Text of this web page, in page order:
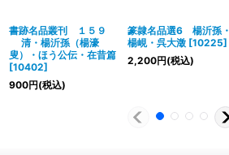
書跡名品叢刊 １５９
清・楊沂孫（楊濠
叟）・ほう公伝・在昔篇
[10402]
900円(税込)
篆隷名品選6 楊沂孫・
楊峴・呉大澂 [10225]
2,200円(税込)